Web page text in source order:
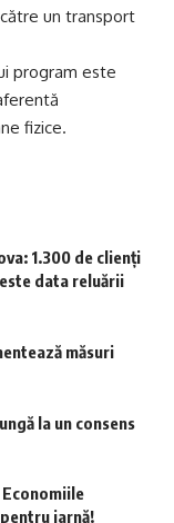
un transport
program este
fizice.
1.300 de clienți
data reluării
măsuri
la un consens
iarnă!